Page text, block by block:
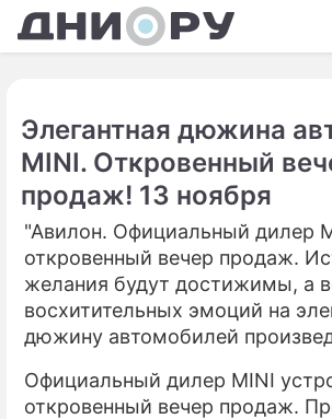
Элегантная дюжина
MINI. Откровенный
продаж! 13 ноября
"Авилон. Официальный дилер
откровенный вечер продаж.
желания будут достижимы, а
восхитительных эмоций на
дюжину автомобилей
Официальный дилер MINI
откровенный вечер продаж.